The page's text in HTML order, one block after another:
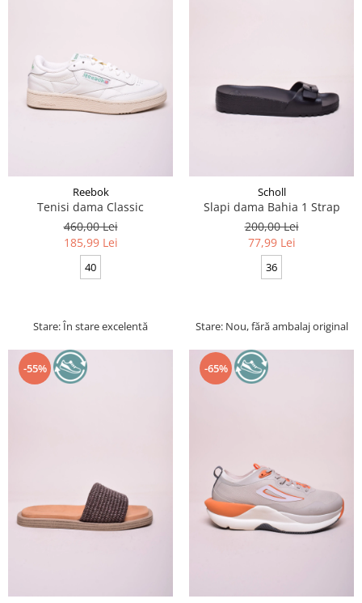
Reebok
Tenisi dama Classic
460,00 Lei
185,99 Lei
40
Stare: În stare excelentă
Scholl
Slapi dama Bahia 1 Strap
200,00 Lei
77,99 Lei
36
Stare: Nou, fără ambalaj original
-55% -65%